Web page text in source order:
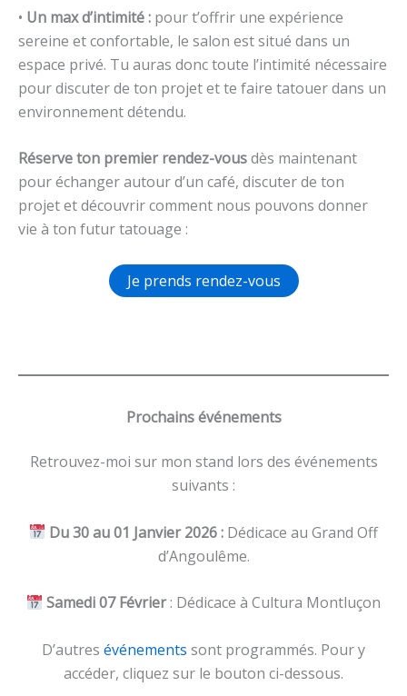
• Un max d’intimité : pour t’offrir une expérience
sereine et confortable, le salon est situé dans un
espace privé. Tu auras donc toute l’intimité nécessaire
pour discuter de ton projet et te faire tatouer dans un
environnement détendu.
Réserve ton premier rendez-vousdès maintenant
pour échanger autour d’un café, discuter de ton
projet et découvrir comment nous pouvons donner
vie à ton futur tatouage :
Je prends rendez-vous
Prochains événements
Retrouvez-moi sur mon stand lors des événements
suivants :
Du 30 au 01 Janvier 2026 : Dédicace au Grand Off
d’Angoulême.
Samedi 07 Février: Dédicace à Cultura Montluçon
D’autres événements sont programmés. Pour y
accéder, cliquez sur le bouton ci-dessous.